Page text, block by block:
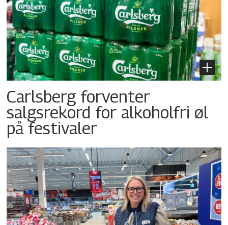
Carlsberg forventer
salgsrekord for alkoholfri øl
på festivaler